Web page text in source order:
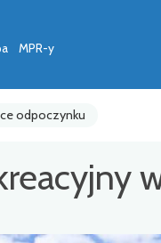
MPR-y
odpoczynku